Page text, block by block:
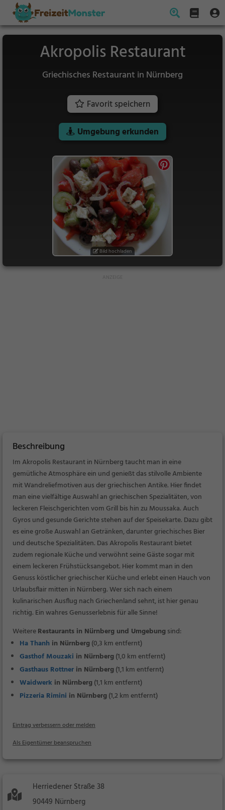
Akropolis Restaurant
Griechisches Restaurant in Nürnberg
Favorit speichern
Umgebung erkunden
Bild hochladen
Beschreibung
Im Akropolis Restaurant in Nürnberg taucht man in eine
gemütliche Atmosphäre ein und genießt das stilvolle Ambiente
mit Wandreliefmotiven aus der griechischen Antike. Hier findet
man eine vielfältige Auswahl an griechischen Spezialitäten, von
leckeren Fleischgerichten vom Grill bis hin zu Moussaka. Auch
Gyros und gesunde Gerichte stehen auf der Speisekarte. Dazu gibt
es eine große Auswahl an Getränken, darunter griechisches Bier
und deutsche Spezialitäten. Das Akropolis Restaurant bietet
zudem regionale Küche und verwöhnt seine Gäste sogar mit
einem leckeren Frühstücksangebot. Hier kommt man in den
Genuss köstlicher griechischer Küche und erlebt einen Hauch von
Urlaubsflair mitten in Nürnberg. Wer sich nach einem
kulinarischen Ausflug nach Griechenland sehnt, ist hier genau
richtig. Ein wahres Genusserlebnis für alle Sinne!
WeitereRestaurants in Nürnberg und Umgebungsind:
Ha Thanh in Nürnberg(0,3 km entfernt)
Gasthof Mouzaki in Nürnberg(1,0 km entfernt)
Gasthaus Rottner in Nürnberg(1,1 km entfernt)
Waidwerk in Nürnberg(1,1 km entfernt)
Pizzeria Rimini in Nürnberg(1,2 km entfernt)
Eintrag verbessern oder melden
Als Eigentümer beanspruchen
Herriedener Straße 38
90449 Nürnberg